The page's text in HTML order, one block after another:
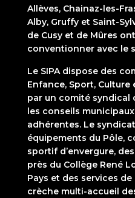
Allèves, Chainaz-les-
Alby, Gruffy et Saint-
de Cusy et de Mûres
conventionner avec le
Le SIPA dispose des
Enfance, Sport, Culture
par un comité syndical
les conseils
adhérentes. Le
équipements du Pôle,
sportif d’envergure,
près du Collège René
Pays et des services
crèche multi-accueil